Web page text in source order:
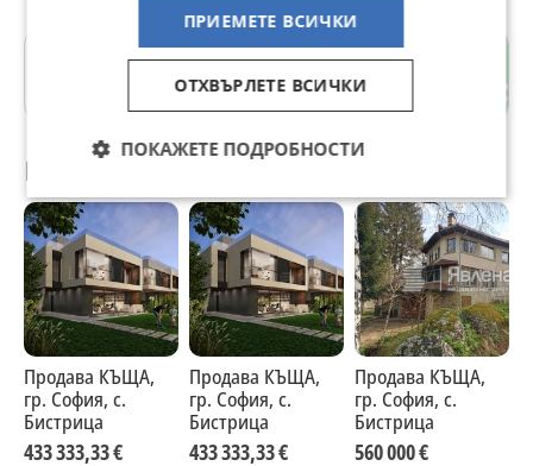
с. Бистрица
Препоръчани за теб
Продава КЪЩА,
гр. София, с.
Бистрица
433 333,33 €
Продава КЪЩА,
гр. София, с.
Бистрица
433 333,33 €
Продава КЪЩА,
гр. София, с.
Бистрица
560 000 €
ПРИЕМЕТЕ ВСИЧКИ
ОТХВЪРЛЕТЕ ВСИЧКИ
ПОКАЖЕТЕ ПОДРОБНОСТИ